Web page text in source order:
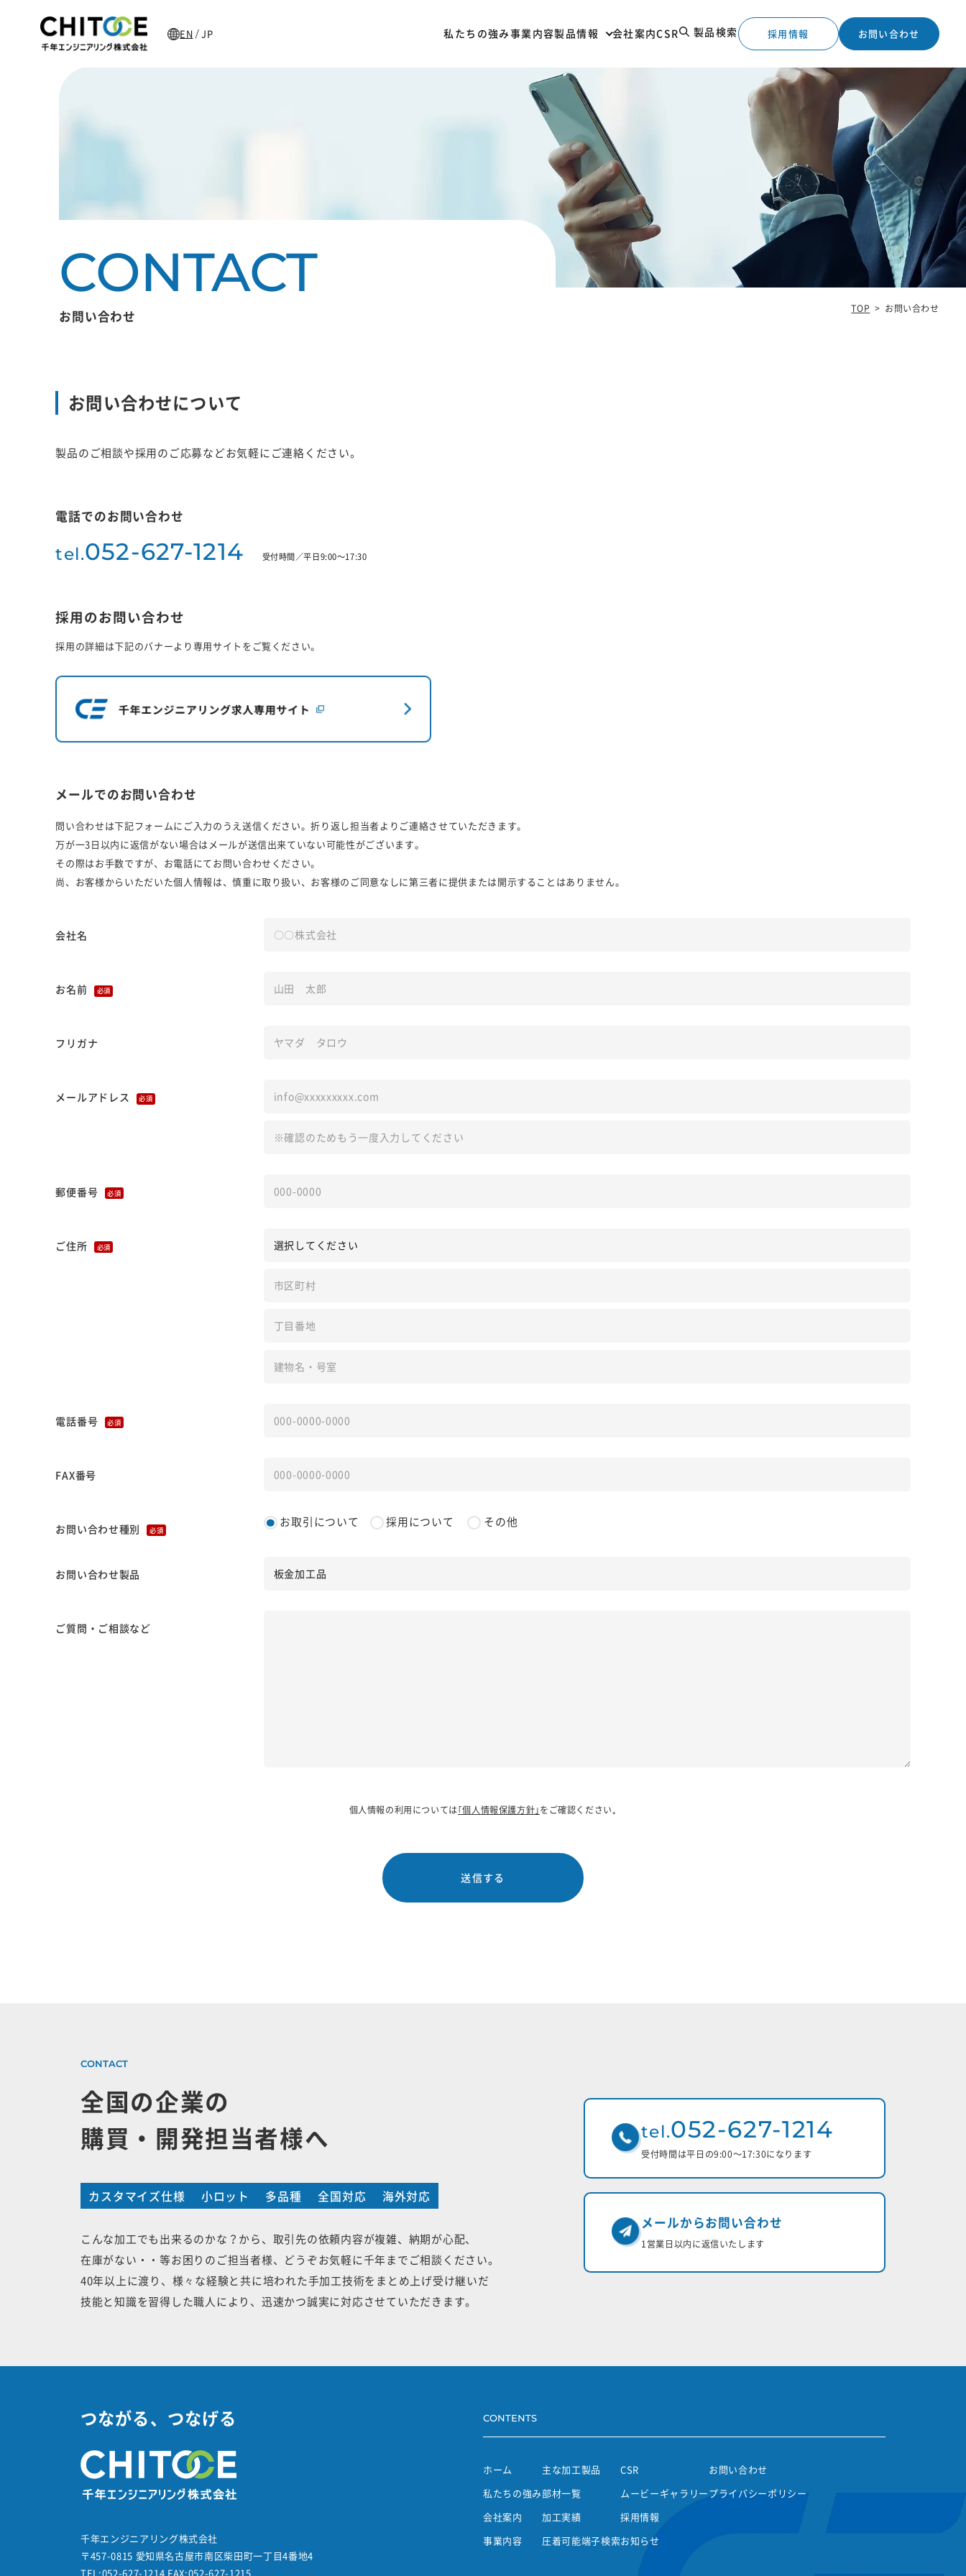
EN / JP 私たちの強み事業内容製品情報
主な加工製品 加工実績
会社案内CSR 製品検索 採用情報 お問い合わせ
TOP > お問い合わせ
お問い合わせ
お問い合わせについて
製品のご相談や採用のご応募などお気軽にご連絡ください。
電話でのお問い合わせ
tel.052-627-1214 受付時間／平日9:00〜17:30
採用のお問い合わせ
採用の詳細は下記のバナーより専用サイトをご覧ください。
メールでのお問い合わせ
問い合わせは下記フォームにご入力のうえ送信ください。折り返し担当者よりご連絡させていただきます。
万が一3日以内に返信がない場合はメールが送信出来ていない可能性がございます。
その際はお手数ですが、お電話にてお問い合わせください。
尚、お客様からいただいた個人情報は、慎重に取り扱い、お客様のご同意なしに第三者に提供または開示することはありません。
会社名
お名前 必須
フリガナ
メールアドレス 必須
郵便番号 必須
ご住所 必須
電話番号 必須
FAX番号
お問い合わせ種別 必須
お取引について 採用について その他
お問い合わせ製品
ご質問・ご相談など
個人情報の利用については｢個人情報保護方針｣をご確認ください｡
全国の企業の
購買・開発担当者様へ
カスタマイズ仕様 小ロット 多品種 全国対応 海外対応
こんな加工でも出来るのかな？から、取引先の依頼内容が複雑、納期が心配、
在庫がない・・等お困りのご担当者様、どうぞお気軽に千年までご相談ください。
40年以上に渡り、様々な経験と共に培われた手加工技術をまとめ上げ受け継いだ
技能と知識を習得した職人により、迅速かつ誠実に対応させていただきます。
tel.052-627-1214
受付時間は平日の9:00〜17:30になります
メールからお問い合わせ
1営業日以内に返信いたします
つながる、つなげる
千年エンジニアリング株式会社
〒457-0815 愛知県名古屋市南区柴田町一丁目4番地4
TEL:052-627-1214 FAX:052-627-1215
CONTENTS
ホーム
私たちの強み
会社案内
事業内容
主な加工製品
部材一覧
加工実績
圧着可能端子検索
CSR
ムービーギャラリー
採用情報
お知らせ
お問い合わせ
プライバシーポリシー